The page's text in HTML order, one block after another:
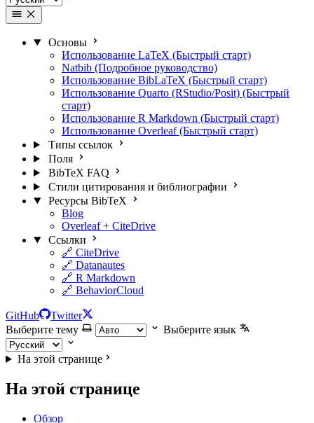
Основы
Использование LaTeX (Быстрый старт)
Natbib (Подробное руководство)
Использование BibLaTeX (Быстрый старт)
Использование Quarto (RStudio/Posit) (Быстрый
старт)
Использование R Markdown (Быстрый старт)
Использование Overleaf (Быстрый старт)
Типы ссылок
Поля
BibTeX FAQ
Стили цитирования и библиографии
Ресурсы BibTeX
Blog
Overleaf + CiteDrive
Ссылки
🔗 CiteDrive
🔗 Datanautes
🔗 R Markdown
🔗 BehaviorCloud
GitHub
Twitter
Выберите тему
Выберите язык
На этой странице
На этой странице
Обзор